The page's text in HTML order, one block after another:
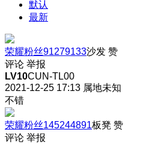
默认
最新
荣耀粉丝91279133沙发 赞
评论 举报
LV10CUN-TL00
2021-12-25 17:13 属地未知
不错
荣耀粉丝145244891板凳 赞
评论 举报